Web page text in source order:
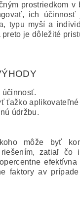
prostriedkom v
ich účinnosť
typu myší a
je dôležité
účinnosť.
ťažko
údržbu.
môže byť
riešením, zatiaľ čo
efektívna
faktory av